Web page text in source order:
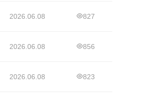
2026.06.08 827
2026.06.08 856
2026.06.08 823